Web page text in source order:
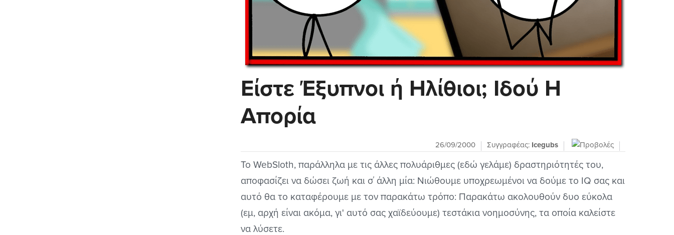
Είστε Έξυπνοι ή Ηλίθιοι; Ιδού Η
Απορία
26/09/2000 Συγγραφέας: Icegubs
Το WebSloth, παράλληλα με τις άλλες πολυάριθμες (εδώ γελάμε) δραστηριότητές του,
αποφασίζει να δώσει ζωή και σ΄ άλλη μία: Νιώθουμε υποχρεωμένοι να δούμε το IQ σας και
αυτό θα το καταφέρουμε με τον παρακάτω τρόπο: Παρακάτω ακολουθούν δυο εύκολα
(εμ, αρχή είναι ακόμα, γι' αυτό σας χαϊδεύουμε) τεστάκια νοημοσύνης, τα οποία καλείστε
να λύσετε.